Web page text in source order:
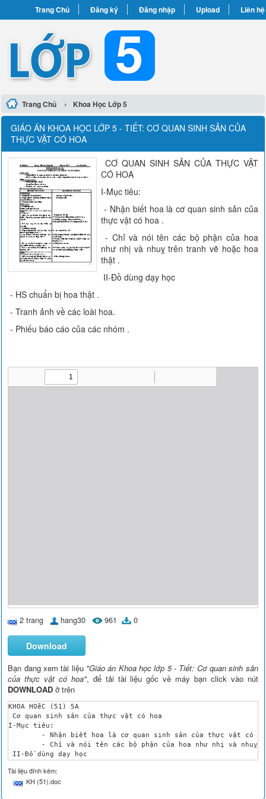
Trang Chủ Đăng ký Đăng nhập Upload Liên hệ
Trang Chủ › Khoa Học Lớp 5
GIÁO ÁN KHOA HỌC LỚP 5 - TIẾT: CƠ QUAN SINH SẢN CỦA
THỰC VẬT CÓ HOA
CƠ QUAN SINH SẢN CỦA THỰC VẬT
CÓ HOA
I-Mục tiêu:
- Nhận biết hoa là cơ quan sinh sản của
thực vật có hoa .
- Chỉ và nói tên các bộ phận của hoa
như nhị và nhuỵ trên tranh vẽ hoặc hoa
thật .
II-Đồ dùng dạy học
- HS chuẩn bị hoa thật .
- Tranh ảnh về các loài hoa.
- Phiếu báo cáo của các nhóm .
2 trang hang30 961 0
Download
Bạn đang xem tài liệu "Giáo án Khoa học lớp 5 - Tiết: Cơ quan sinh sản
của thực vật có hoa", để tải tài liệu gốc về máy bạn click vào nút
DOWNLOAD ở trên
KHOA HOẽC (51) 5A
Cơ quan sinh sản của thực vật có hoa
I-Mục tiêu:
II-Đồ dùng dạy học
	- HS chuẩn bị hoa thật .
	- Tranh ảnh về các loài hoa.
	- Phiếu báo cáo của các nhóm .
Tài liệu đính kèm:
KH (51).doc